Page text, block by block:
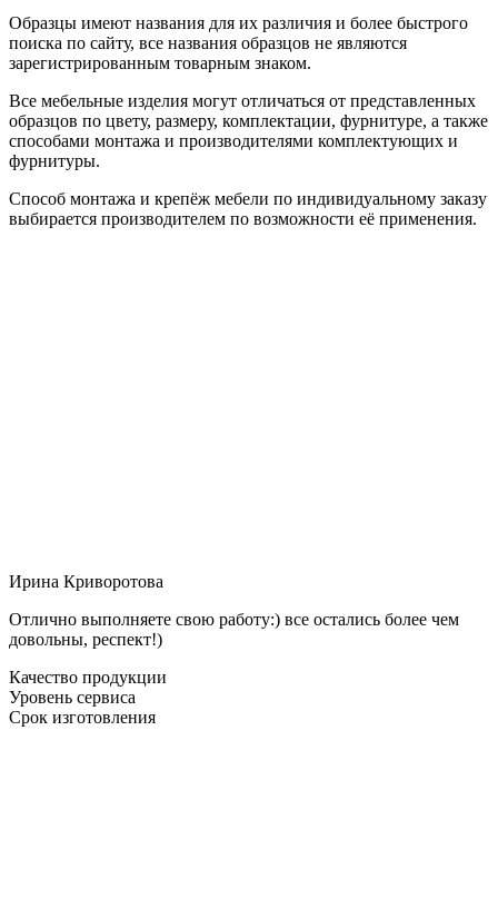
Образцы имеют названия для их различия и более быстрого
поиска по сайту, все названия образцов не являются
зарегистрированным товарным знаком.
Все мебельные изделия могут отличаться от представленных
образцов по цвету, размеру, комплектации, фурнитуре, а также
способами монтажа и производителями комплектующих и
фурнитуры.
Способ монтажа и крепёж мебели по индивидуальному заказу
выбирается производителем по возможности её применения.
Ирина Криворотова
Отлично выполняете свою работу:) все остались более чем
довольны, респект!)
Качество продукции
Уровень сервиса
Срок изготовления